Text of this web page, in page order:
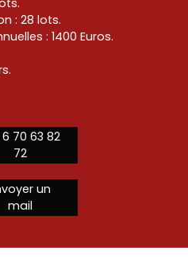
: 28 lots.
: 1400 Euros.
6 70 63 82
72
un
mail